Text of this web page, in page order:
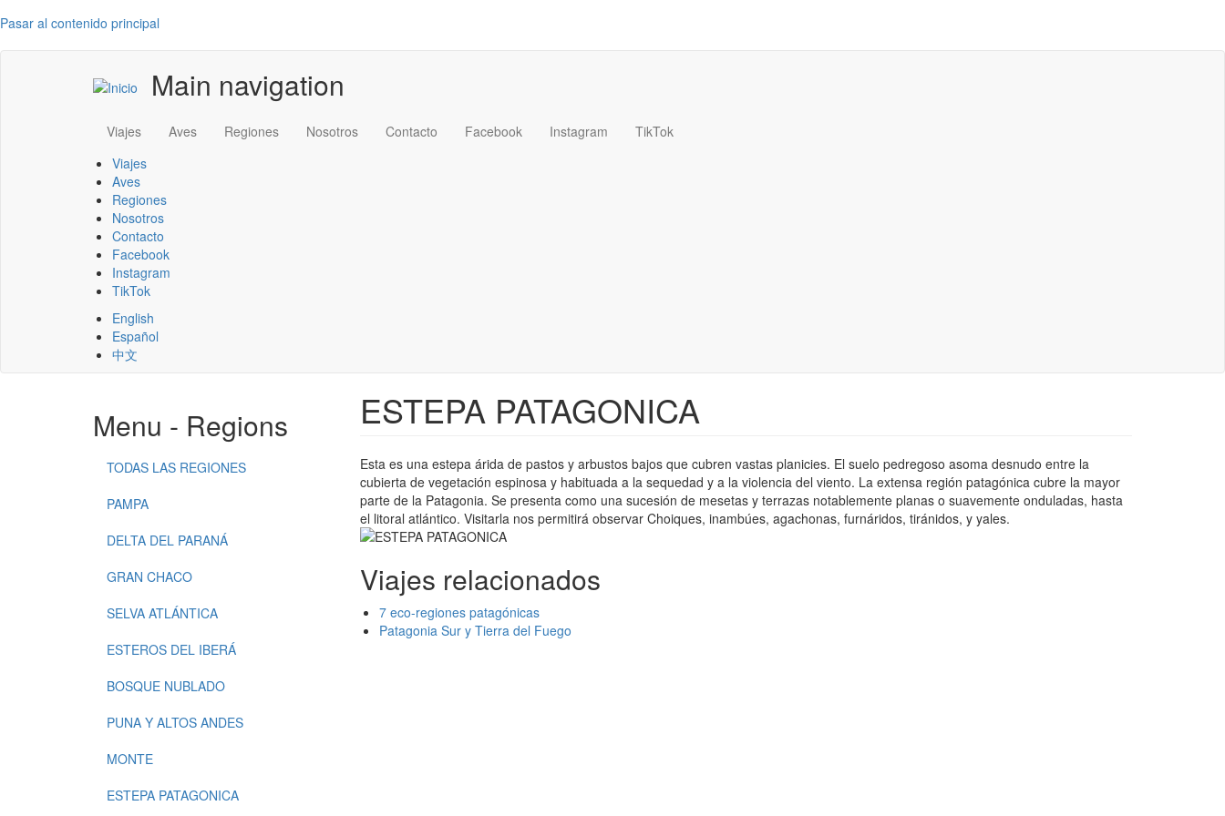
Pasar al contenido principal
Main navigation
Viajes Aves Regiones Nosotros Contacto Facebook Instagram
TikTok
Viajes
Aves
Regiones
Nosotros
Contacto
Facebook
Instagram
TikTok
English
Español
中文
Menu - Regions
TODAS LAS REGIONES
PAMPA
DELTA DEL PARANÁ
GRAN CHACO
SELVA ATLÁNTICA
ESTEROS DEL IBERÁ
BOSQUE NUBLADO
PUNA Y ALTOS ANDES
MONTE
ESTEPA PATAGONICA
ESTEPA PATAGONICA
Esta es una estepa árida de pastos y arbustos bajos que cubren vastas planicies. El suelo pedregoso asoma desnudo entre la
cubierta de vegetación espinosa y habituada a la sequedad y a la violencia del viento. La extensa región patagónica cubre la mayor
parte de la Patagonia. Se presenta como una sucesión de mesetas y terrazas notablemente planas o suavemente onduladas, hasta
el litoral atlántico. Visitarla nos permitirá observar Choiques, inambúes, agachonas, furnáridos, tiránidos, y yales.
Viajes relacionados
7 eco-regiones patagónicas
Patagonia Sur y Tierra del Fuego